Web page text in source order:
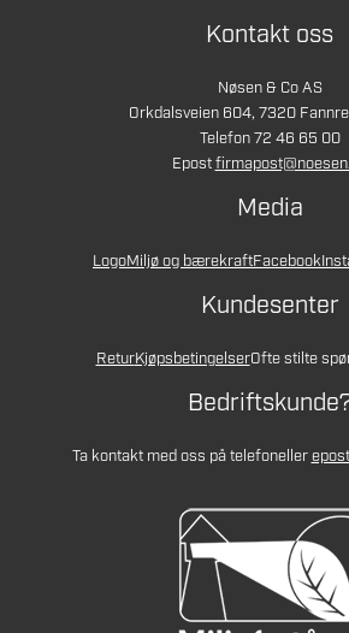
Kontakt oss
Nøsen & Co AS
Orkdalsveien 604, 7320
Telefon 72 46 65 00
Epost
Media
LogoMiljø og bærekraftFacebook
Kundesenter
ReturKjøpsbetingelserOfte stilte
Ta kontakt med oss på telefonellerepost